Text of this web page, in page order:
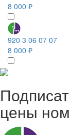
8 000 ₽
920 3 06 07 07
8 000 ₽
цены